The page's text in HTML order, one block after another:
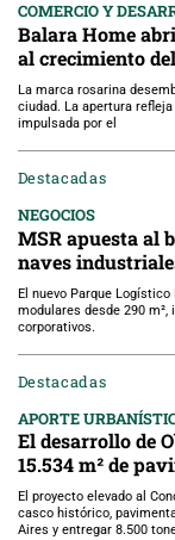
COMERCIO Y
Balara Home
al crecimiento
La marca rosarina
ciudad. La apertura
impulsada por el
Destacadas
NEGOCIOS
MSR apuesta al
naves
El nuevo Parque
modulares desde 290
corporativos.
Destacadas
APORTE
El desarrollo de
15.534 m² de
El proyecto elevado al
casco histórico,
Aires y entregar 8.500